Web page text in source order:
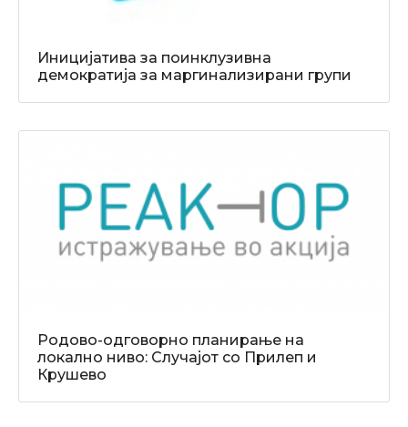
Иницијатива за поинклузивна
демократија за маргинализирани групи
Родово-одговорно планирање на
локално ниво: Случајот со Прилеп и
Крушево